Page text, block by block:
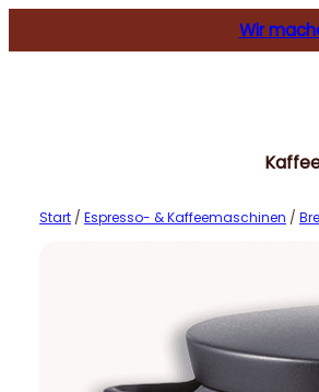
Wir
Start / Espresso- & Kaffeemaschinen /